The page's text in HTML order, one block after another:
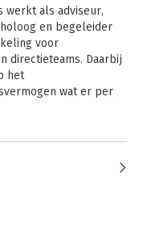
werkt als adviseur,
en begeleider
voor
directieteams. Daarbij
het
wat er per
een